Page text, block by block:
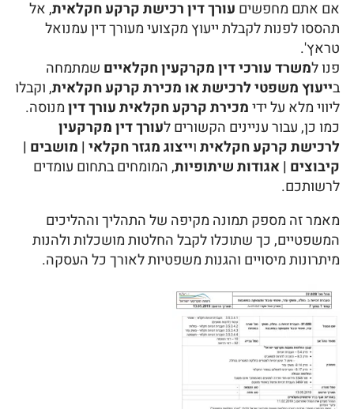
אם אתם מחפשים עורך דין רכישת קרקע חקלאית, אל
תהססו לפנות לקבלת ייעוץ מקצועי מעורך דין עמנואל
טראץ'.
פנו למשרד עורכי דין מקרקעין חקלאיים שמתמחה
בייעוץ משפטי לרכישת או מכירת קרקע חקלאית, וקבלו
ליווי מלא על ידימכירת קרקע חקלאית עורך דיןמנוסה.
כמו כן, עבור עניינים הקשורים לעורך דין מקרקעין
לרכישת קרקע חקלאיתוייצוג מגזר חקלאי | מושבים |
קיבוצים | אגודות שיתופיות, המומחים בתחום עומדים
לרשותכם.
מאמר זה מספק תמונה מקיפה של התהליך וההליכים
המשפטיים, כך שתוכלו לקבל החלטות מושכלות ולהנות
מיתרונות מיסויים והגנות משפטיות לאורך כל העסקה.